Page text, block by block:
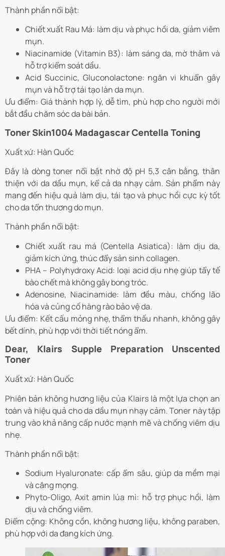
Thành phần nổi bật:
Chiết xuất Rau Má: làm dịu và phục hồi da, giảm viêm
mụn.
Niacinamide (Vitamin B3): làm sáng da, mờ thâm và
hỗ trợ kiểm soát dầu.
Acid Succinic, Gluconolactone: ngăn vi khuẩn gây
mụn và hỗ trợ tái tạo làn da mụn.
Ưu điểm: Giá thành hợp lý, dễ tìm, phù hợp cho người mới
bắt đầu chăm sóc da bài bản.
Toner Skin1004 Madagascar Centella Toning
Xuất xứ: Hàn Quốc
Đây là dòng toner nổi bật nhờ độ pH 5,3 cân bằng, thân
thiện với da dầu mụn, kể cả da nhạy cảm. Sản phẩm này
mang đến hiệu quả làm dịu, tái tạo và phục hồi cực kỳ tốt
cho da tổn thương do mụn.
Thành phần nổi bật:
Chiết xuất rau má (Centella Asiatica): làm dịu da,
giảm kích ứng, thúc đẩy sản sinh collagen.
PHA – Polyhydroxy Acid: loại acid dịu nhẹ giúp tẩy tế
bào chết mà không gây bong tróc.
Adenosine, Niacinamide: làm đều màu, chống lão
hóa và củng cố hàng rào bảo vệ da.
Ưu điểm: Kết cấu mỏng nhẹ, thẩm thấu nhanh, không gây
bết dính, phù hợp với thời tiết nóng ẩm.
Dear, Klairs Supple Preparation Unscented
Toner
Xuất xứ: Hàn Quốc
Phiên bản không hương liệu của Klairs là một lựa chọn an
toàn và hiệu quả cho da dầu mụn nhạy cảm. Toner này tập
trung vào khả năng cấp nước mạnh mẽ và chống viêm dịu
nhẹ.
Thành phần nổi bật:
Sodium Hyaluronate: cấp ẩm sâu, giúp da mềm mại
và căng mọng.
Phyto-Oligo, Axit amin lúa mì: hỗ trợ phục hồi, làm
dịu và chống viêm.
Điểm cộng: Không cồn, không hương liệu, không paraben,
phù hợp với da đang kích ứng.